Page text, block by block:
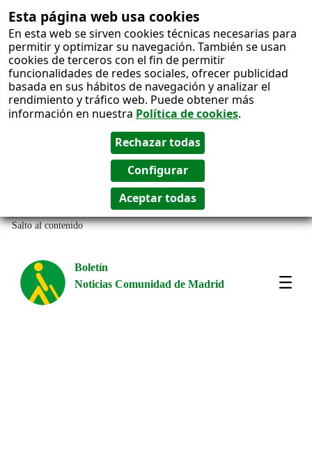
Esta página web usa cookies
En esta web se sirven cookies técnicas necesarias para
permitir y optimizar su navegación. También se usan
cookies de terceros con el fin de permitir
funcionalidades de redes sociales, ofrecer publicidad
basada en sus hábitos de navegación y analizar el
rendimiento y tráfico web. Puede obtener más
información en nuestra Política de cookies.
Salto al contenido
Boletín
Noticias Comunidad de Madrid